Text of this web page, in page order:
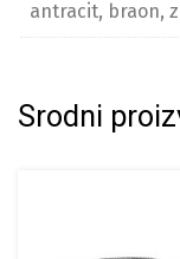
antracit, braon,
Srodni